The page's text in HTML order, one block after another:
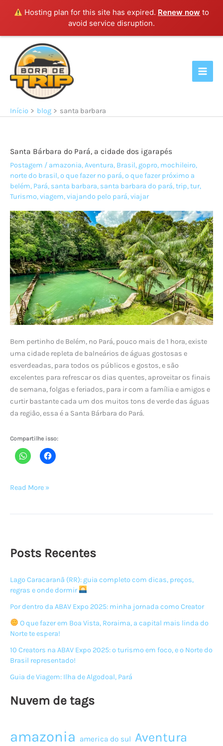
Hosting plan for this site has expired. Renew now to
avoid service disruption.
conteúdo
Início blog santa barbara
Santa Bárbara do Pará, a cidade dos igarapés
Postagem / amazonia,Aventura, Brasil, gopro, mochileiro,
norte do brasil,o que fazer no pará,o que fazer próximo a
belém, Pará, santa barbara, santa barbara do pará,trip,tur,
Turismo,viagem,viajando pelo pará,viajar
Bem pertinho de Belém, no Pará, pouco mais de 1 hora, existe
uma cidade repleta de balneários de águas gostosas e
esverdeadas, para todos os públicos e gostos, e são
excelentes para refrescar os dias quentes, aproveitar os finais
de semana, folgas e feriados, para ir com a família e amigos e
curtir bastante cada um dos muitos tons de verde das águas
da região, essa é a Santa Bárbara do Pará.
Compartilhe isso:
Santa
cidade
dos
Read More »
Posts Recentes
Lago Caracaranã (RR): guia completo com dicas, preços,
regras e onde dormir
Por dentro da ABAV Expo 2025: minha jornada como Creator
O que fazer em Boa Vista, Roraima, a capital mais linda do
Norte te espera!
10 Creators na ABAV Expo 2025: o turismo em foco, e o Norte do
Brasil representado!
Guia de Viagem: Ilha de Algodoal, Pará
Nuvem de tags
amazonia america do sul Aventura